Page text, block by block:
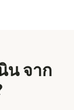
น จาก